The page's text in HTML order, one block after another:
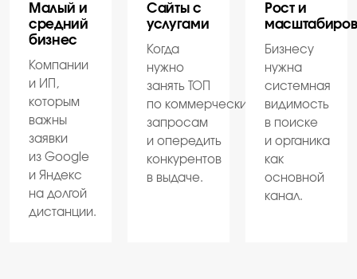
Малый и
средний
бизнес
Компании
и ИП,
которым
важны
заявки
из Google
и Яндекс
на долгой
дистанции.
Сайты с
услугами
Когда
нужно
занять ТОП
по коммерческим
запросам
и опередить
конкурентов
в выдаче.
Рост и
Бизнесу
нужна
системная
видимость
в поиске
и органика
как
основной
канал.